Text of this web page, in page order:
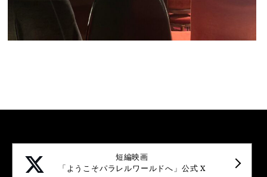
短編映画
「ようこそパラレルワールドへ」公式 X